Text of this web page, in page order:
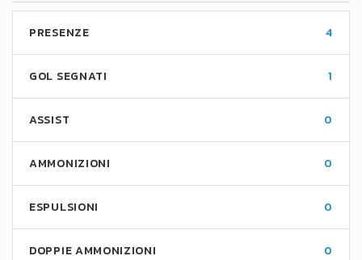
PRESENZE 4
GOL SEGNATI 1
ASSIST 0
AMMONIZIONI 0
ESPULSIONI 0
DOPPIE AMMONIZIONI 0